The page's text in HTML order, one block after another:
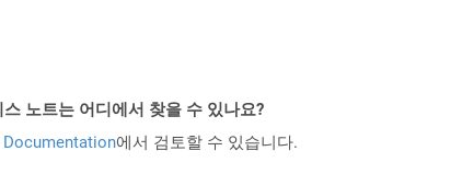
노트는 어디에서 찾을 수 있나요?
에서 검토할 수 있습니다.